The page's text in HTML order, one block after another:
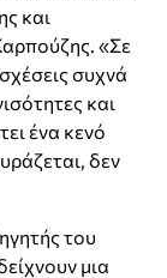
και
«Σε
συχνά
και
ένα κενό
δεν
του
μια